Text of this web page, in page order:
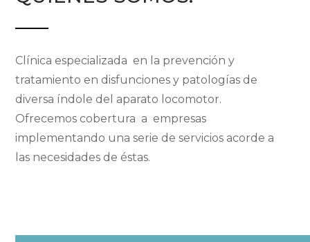
Clínica especializada en la prevención y
tratamiento en disfunciones y patologías de
diversa índole del aparato locomotor.
Ofrecemos cobertura a empresas
implementando una serie de servicios acorde a
las necesidades de éstas.